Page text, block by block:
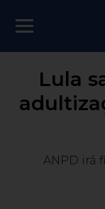
Lula
ANPD irá